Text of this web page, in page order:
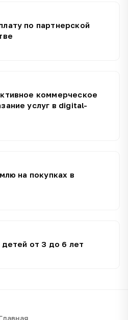
по партнерской
коммерческое
услуг в digital-
на покупках в
детей от 3 до 6 лет